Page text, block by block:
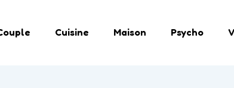
Cuisine Maison Psycho